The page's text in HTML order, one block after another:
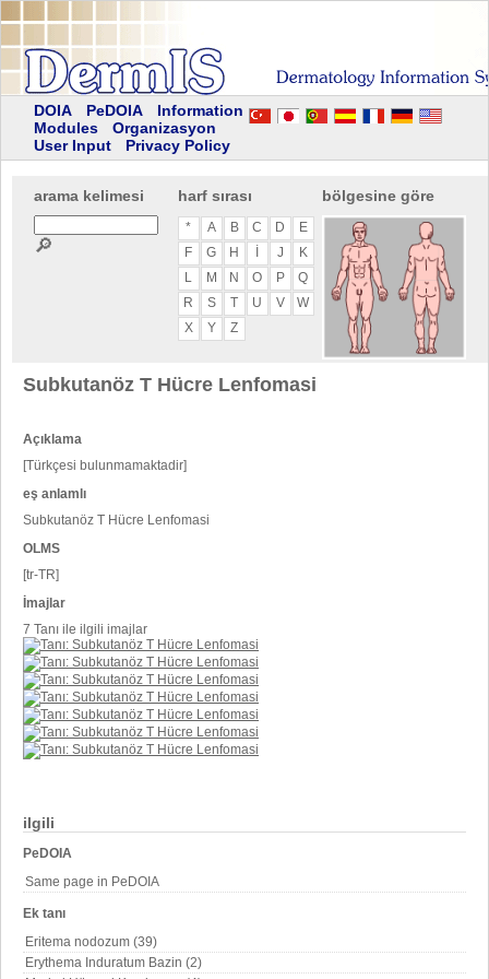
DOIA PeDOIA
Information
Modules
Organizasyon
User Input
Privacy Policy
arama kelimesi
🔎
harf sırası
* A B C D
E
F
G H J
K
L
M N O P
Q
R
S T U V
W
X
Y Z
bölgesine göre
ilgili
PeDOIA
Same page in PeDOIA
Ek tanı
Eritema nodozum (39)
Erythema Induratum Bazin (2)
Subkutanöz T Hücre Lenfomasi
Açıklama
[Türkçesi bulunmamaktadir]
eş anlamlı
Subkutanöz T Hücre Lenfomasi
OLMS
[tr-TR]
İmajlar
7 Tanı ile ilgili imajlar